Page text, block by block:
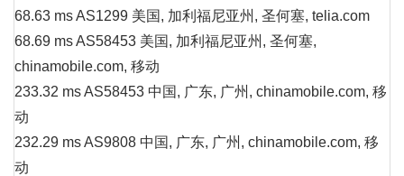
68.63 ms AS1299 美国, 加利福尼亚州, 圣何塞, telia.com
68.69 ms AS58453 美国, 加利福尼亚州, 圣何塞,
chinamobile.com, 移动
233.32 ms AS58453 中国, 广东, 广州, chinamobile.com, 移
动
232.29 ms AS9808 中国, 广东, 广州, chinamobile.com, 移
动